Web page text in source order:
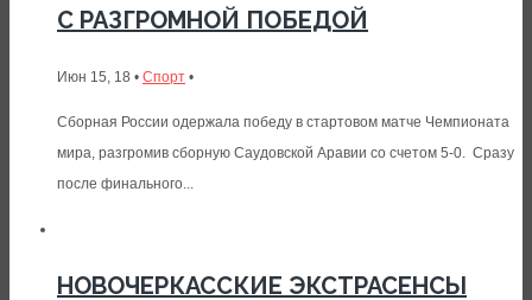
С РАЗГРОМНОЙ ПОБЕДОЙ
Июн 15, 18 • Спорт •
Сборная России одержала победу в стартовом матче Чемпионата
мира, разгромив сборную Саудовской Аравии со счетом 5-0. Сразу
после финального...
НОВОЧЕРКАССКИЕ ЭКСТРАСЕНСЫ